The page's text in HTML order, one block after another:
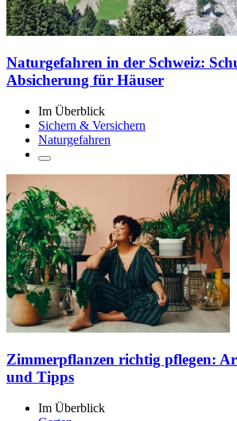
Naturgefahren in der Schweiz:
Absicherung für Häuser
Im Überblick
Sichern & Versichern
Naturgefahren
Zimmerpflanzen richtig pflegen:
und Tipps
Im Überblick